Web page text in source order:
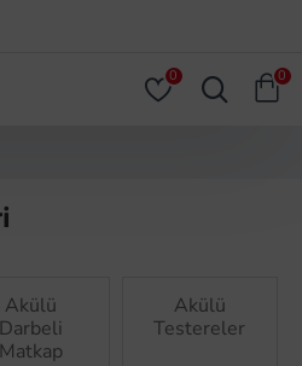
0 0
Akülü
Darbeli
Matkap
Akülü
Testereler